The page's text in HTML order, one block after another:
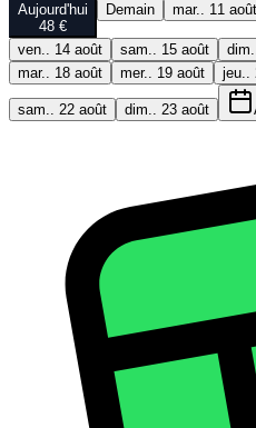
Aujourd'hui
48 €
Demain mar.. 11 août
ven.. 14 août sam.. 15 août
mar.. 18 août
mer.. 19 août jeu..
sam.. 22 août dim.. 23 août